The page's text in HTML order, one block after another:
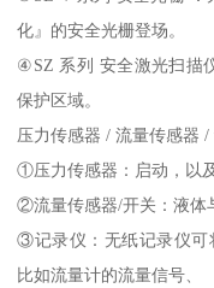
化』的安全光栅登场。
④SZ 系列 安全激光扫描
保护区域。
压力传感器 / 流量传感器 /
①压力传感器：启动，以
②流量传感器/开关：液体
③记录仪：无纸记录仪可
比如流量计的流量信号、